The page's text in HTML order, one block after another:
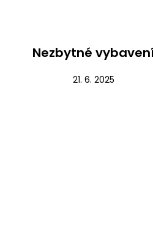
Nezbytné
21. 6. 2025